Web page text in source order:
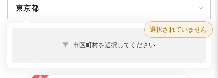
選択されていません
市区町村を選択してください